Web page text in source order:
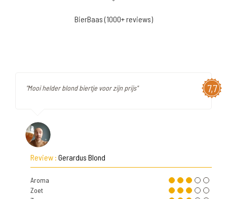
BierBaas (1000+ reviews)
7,7
"Mooi helder blond biertje voor zijn prijs"
Review : Gerardus Blond
Aroma
Zoet